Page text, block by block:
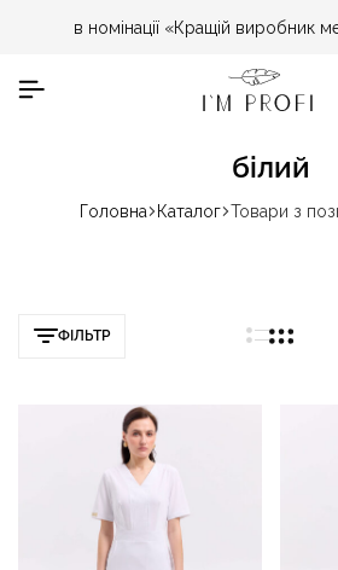
в номінації «Кращій виробник
білий
Головна Каталог Товари з
ФІЛЬТР